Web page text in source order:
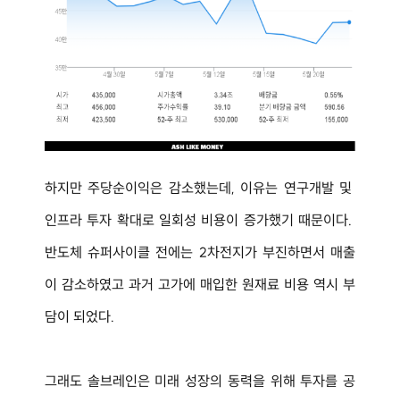
하지만 주당순이익은 감소했는데, 이유는 연구개발 및
인프라 투자 확대로 일회성 비용이 증가했기 때문이다.
반도체 슈퍼사이클 전에는 2차전지가 부진하면서 매출
이 감소하였고 과거 고가에 매입한 원재료 비용 역시 부
담이 되었다.
그래도 솔브레인은 미래 성장의 동력을 위해 투자를 공